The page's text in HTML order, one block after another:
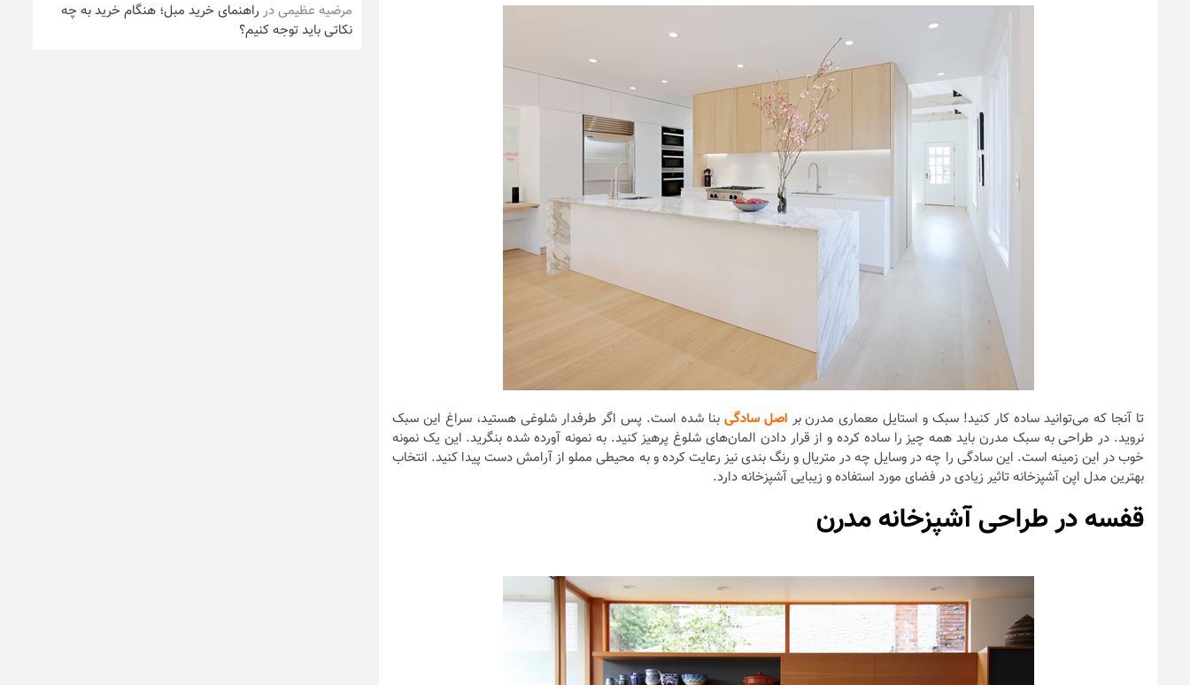
تا آنجا که می‌توانید ساده کار کنید! سبک و استایل معماری مدرن بر اصل سادگیبنا شده است. پس اگر طرفدار شلوغی هستید، سراغ این سبک
نروید. در طراحی به سبک مدرن باید همه چیز را ساده کرده و از قرار دادن المان‌های شلوغ پرهیز کنید. به نمونه‌ آورده شده بنگرید. این یک نمونه‌
خوب در این زمینه است. این سادگی را چه در وسایل چه در متریال و رنگ بندی نیز رعایت کرده و به محیطی مملو از آرامش دست پیدا کنید. انتخاب
بهترین مدل اپن آشپزخانه تاثیر زیادی در فضای مورد استفاده و زیبایی آشپزخانه دارد.
قفسه در طراحی آشپزخانه مدرن
مرضیه عظیمیدر راهنمای خرید مبل؛ هنگام خرید به چه
نکاتی باید توجه کنیم؟